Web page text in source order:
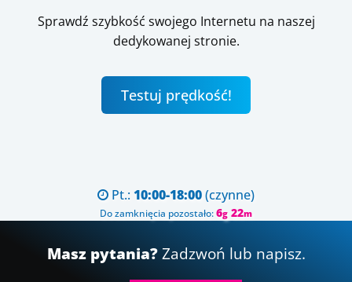
Sprawdź szybkość swojego Internetu na naszej
dedykowanej stronie.
Testuj prędkość!
 Pt.: 10:00-18:00(czynne)
Do zamknięcia pozostało:6g 22m
Masz pytania?Zadzwoń lub napisz.